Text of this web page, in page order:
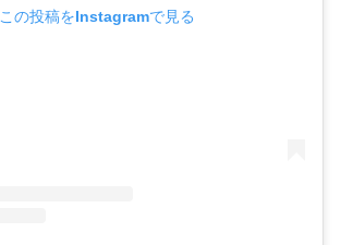
この投稿をInstagramで見る